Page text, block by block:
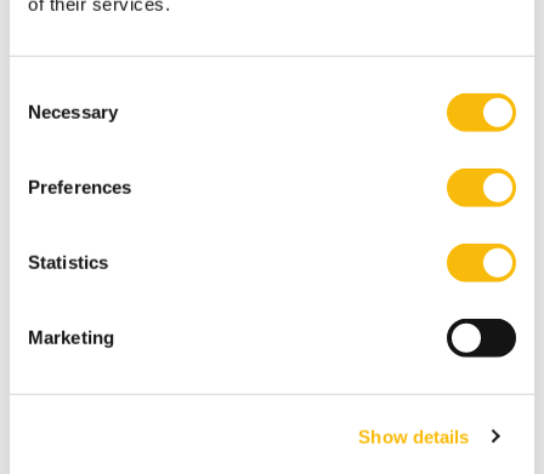
Selection
Necessary
Preferences
Statistics
Marketing
Show details
Tags
ESG General